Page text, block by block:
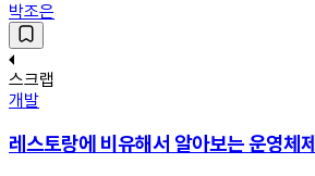
박조은
스크랩
개발
레스토랑에 비유해서 알아보는 운영체제